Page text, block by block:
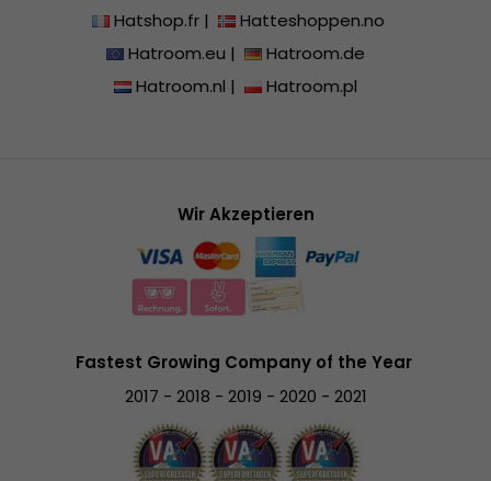
Hatshop.fr|
Hatteshoppen.no
Hatroom.eu |
Hatroom.de
Hatroom.nl | Hatroom.pl
Wir Akzeptieren
Fastest Growing Company of the Year
2017 - 2018 - 2019 - 2020 - 2021